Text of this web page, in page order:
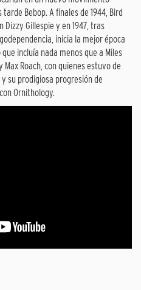
Bebop. A finales de 1944, Bird
Gillespie y en 1947, tras
inicia la mejor época
incluía nada menos que a Miles
Roach, con quienes estuvo de
su prodigiosa progresión de
Ornithology.